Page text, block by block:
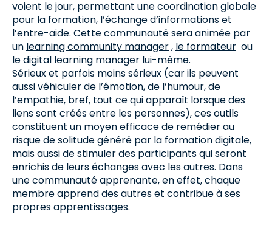
voient le jour, permettant une coordination globale
pour la formation, l’échange d’informations et
l’entre-aide. Cette communauté sera animée par
un learning community manager, le formateur ou
ledigital learning manager lui-même.
Sérieux et parfois moins sérieux (car ils peuvent
aussi véhiculer de l’émotion, de l’humour, de
l’empathie, bref, tout ce qui apparaît lorsque des
liens sont créés entre les personnes), ces outils
constituent un moyen efficace de remédier au
risque de solitude généré par la formation digitale,
mais aussi de stimuler des participants qui seront
enrichis de leurs échanges avec les autres. Dans
une communauté apprenante, en effet, chaque
membre apprend des autres et contribue à ses
propres apprentissages.